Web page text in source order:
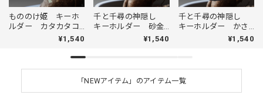
もののけ姫 キーホ
ルダー カタカタコ
¥1,540
千と千尋の神隠し
キーホルダー 砂金
とカオナシ（9873）
¥1,540
千と千尋の神隠し
キーホルダー かさ
なりカシラ（9880）
¥1,540
「NEWアイテム」のアイテム一覧